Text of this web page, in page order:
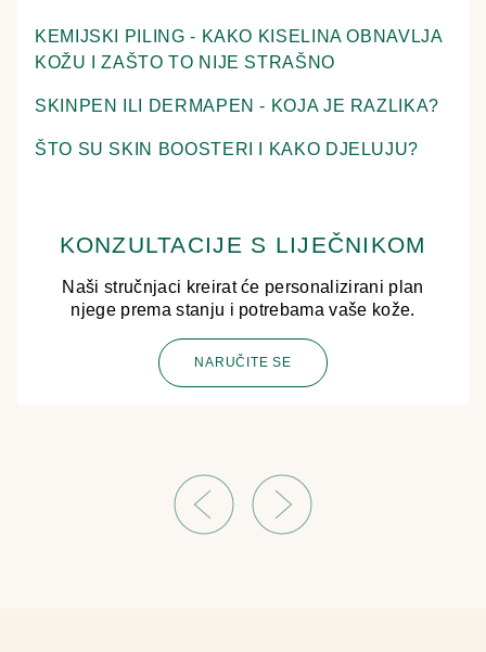
KEMIJSKI PILING - KAKO KISELINA OBNAVLJA
KOŽU I ZAŠTO TO NIJE STRAŠNO
SKINPEN ILI DERMAPEN - KOJA JE RAZLIKA?
ŠTO SU SKIN BOOSTERI I KAKO DJELUJU?
KONZULTACIJE S LIJEČNIKOM
Naši stručnjaci kreirat će personalizirani plan
njege prema stanju i potrebama vaše kože.
NARUČITE SE